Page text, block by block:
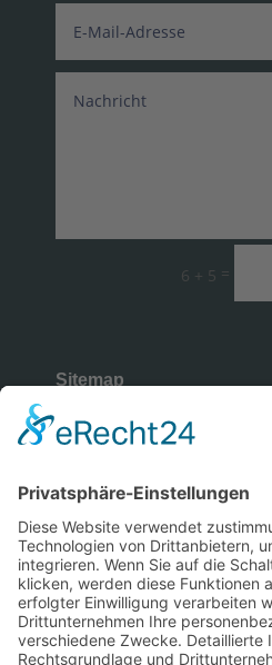
6 + 5 =
Sitemap
Rechtliches